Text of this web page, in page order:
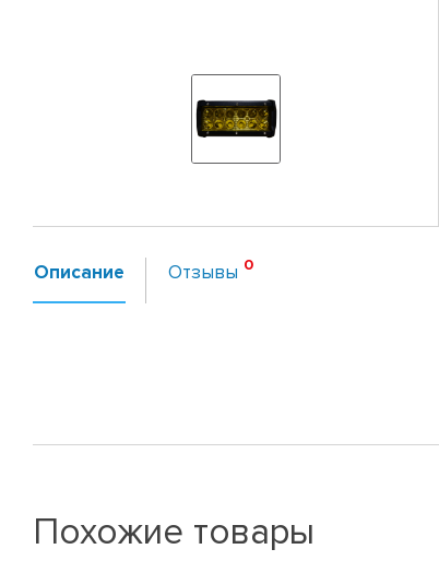
Описание Отзывы
Похожие товары